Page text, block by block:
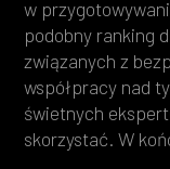
w
podobny ranking
związanych z
współpracy nad
świetnych
skorzystać. W